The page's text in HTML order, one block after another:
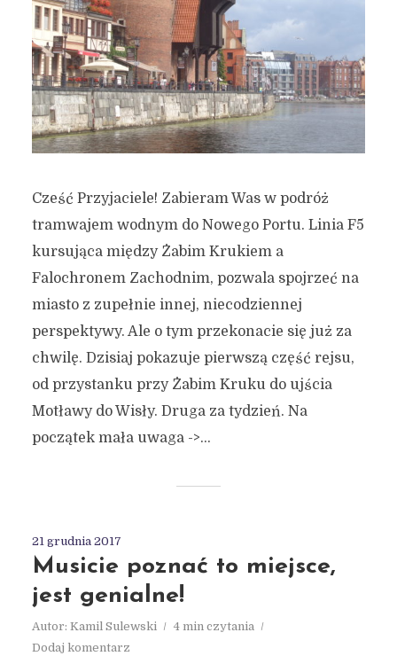
Cześć Przyjaciele! Zabieram Was w podróż
tramwajem wodnym do Nowego Portu. Linia F5
kursująca między Żabim Krukiem a
Falochronem Zachodnim, pozwala spojrzeć na
miasto z zupełnie innej, niecodziennej
perspektywy. Ale o tym przekonacie się już za
chwilę. Dzisiaj pokazuje pierwszą część rejsu,
od przystanku przy Żabim Kruku do ujścia
Motławy do Wisły. Druga za tydzień. Na
początek mała uwaga ->...
21 grudnia 2017
Musicie poznać to miejsce,
jest genialne!
Autor: Kamil Sulewski
4 min czytania
Dodaj komentarz